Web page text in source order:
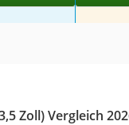
Zoll) Vergleich